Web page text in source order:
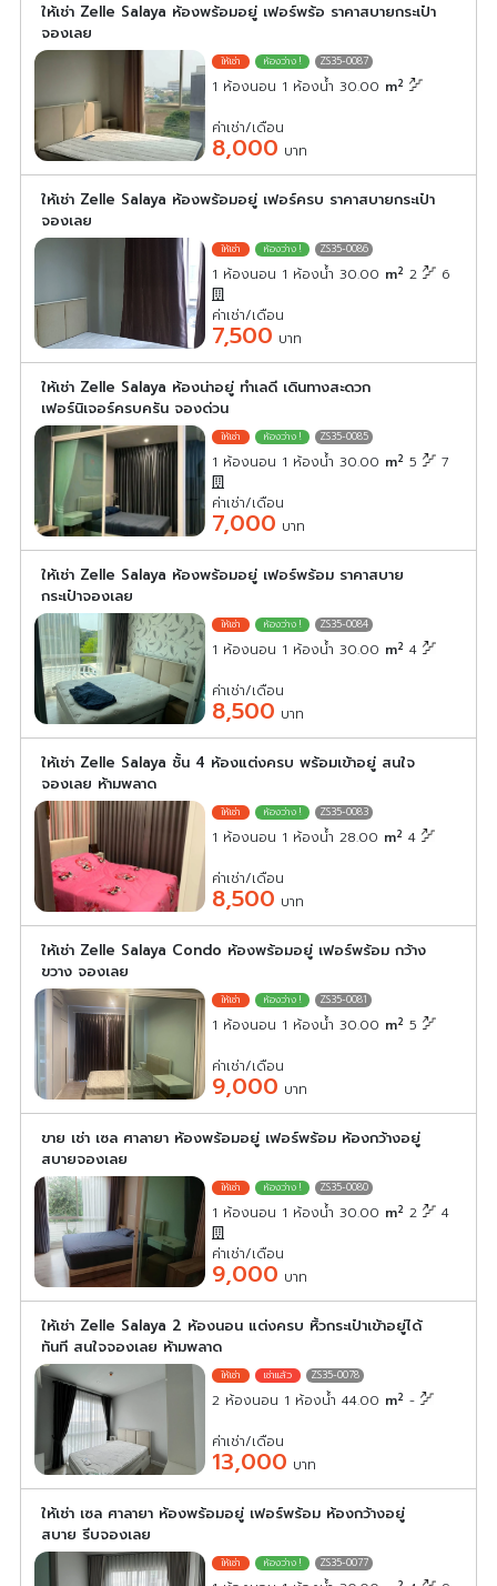
ให้เช่า Zelle Salaya ห้องพร้อมอยู่ เฟอร์พร้อ ราคาสบายกระเป๋า
จองเลย
ZS35-0087
1 ห้องนอน 1 ห้องน้ำ 30.00 m2
ค่าเช่า/เดือน
8,000 บาท
ให้เช่า Zelle Salaya ห้องพร้อมอยู่ เฟอร์ครบ ราคาสบายกระเป๋า
จองเลย
ZS35-0086
1 ห้องนอน 1 ห้องน้ำ 30.00 m2 2 6
ค่าเช่า/เดือน
7,500 บาท
ให้เช่า Zelle Salaya ห้องน่าอยู่ ทำเลดี เดินทางสะดวก
เฟอร์นิเจอร์ครบครัน จองด่วน
ZS35-0085
1 ห้องนอน 1 ห้องน้ำ 30.00 m2 5 7
ค่าเช่า/เดือน
7,000 บาท
ให้เช่า Zelle Salaya ห้องพร้อมอยู่ เฟอร์พร้อม ราคาสบาย
กระเป๋าจองเลย
ZS35-0084
1 ห้องนอน 1 ห้องน้ำ 30.00 m2 4
ค่าเช่า/เดือน
8,500 บาท
ให้เช่า Zelle Salaya ชั้น 4 ห้องแต่งครบ พร้อมเข้าอยู่ สนใจ
จองเลย ห้ามพลาด
ZS35-0083
1 ห้องนอน 1 ห้องน้ำ 28.00 m2 4
ค่าเช่า/เดือน
8,500 บาท
ให้เช่า Zelle Salaya Condo ห้องพร้อมอยู่ เฟอร์พร้อม กว้าง
ขวาง จองเลย
ZS35-0081
1 ห้องนอน 1 ห้องน้ำ 30.00 m2 5
ค่าเช่า/เดือน
9,000 บาท
ขาย เช่า เซล ศาลายา ห้องพร้อมอยู่ เฟอร์พร้อม ห้องกว้างอยู่
สบายจองเลย
ZS35-0080
1 ห้องนอน 1 ห้องน้ำ 30.00 m2 2 4
ค่าเช่า/เดือน
9,000 บาท
ให้เช่า Zelle Salaya 2 ห้องนอน แต่งครบ หิ้วกระเป๋าเข้าอยู่ได้
ทันที สนใจจองเลย ห้ามพลาด
ZS35-0078
2 ห้องนอน 1 ห้องน้ำ 44.00 m2 -
ค่าเช่า/เดือน
13,000 บาท
ให้เช่า เซล ศาลายา ห้องพร้อมอยู่ เฟอร์พร้อม ห้องกว้างอยู่
สบาย รีบจองเลย
ZS35-0077